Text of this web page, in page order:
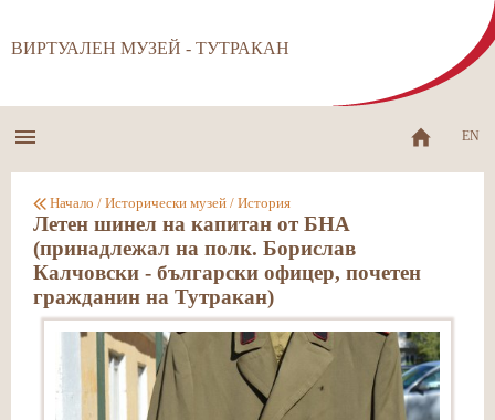
ВИРТУАЛЕН МУЗЕЙ - ТУТРАКАН
EN
Начало / Исторически музей / История
Летен шинел на капитан от БНА
(принадлежал на полк. Борислав
Калчовски - български офицер, почетен
гражданин на Тутракан)